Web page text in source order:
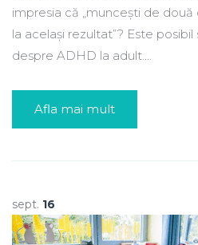
impresia că „muncești de
la același rezultat”? Este
despre ADHD la adult....
Afla mai mult
sept. 16